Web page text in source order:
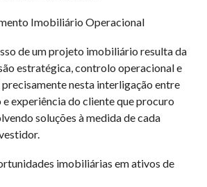
Imobiliário Operacional
de um projeto imobiliário resulta da
estratégica, controlo operacional e
nesta interligação entre
experiência do cliente que procuro
soluções à medida de cada
imobiliárias em ativos de